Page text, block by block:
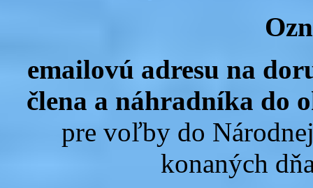
emailovú adresu na
člena a náhradníka do
pre voľby do
konaných